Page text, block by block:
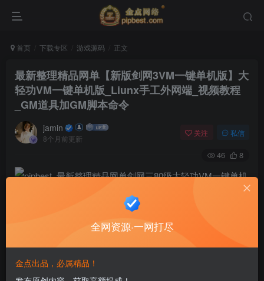
首页 下载专区 游戏源码 正文
最新整理精品网单【新版剑网3VM一键单机版】大
轻功VM一键单机版_Liunx手工外网端_视频教程
_GM道具加GM脚本命令
jamin
8个月前更新
关注 私信
46 8
全网资源·一网打尽
金点出品，必属精品！